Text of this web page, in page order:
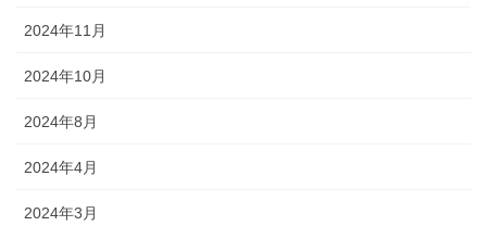
2024年11月
2024年10月
2024年8月
2024年4月
2024年3月